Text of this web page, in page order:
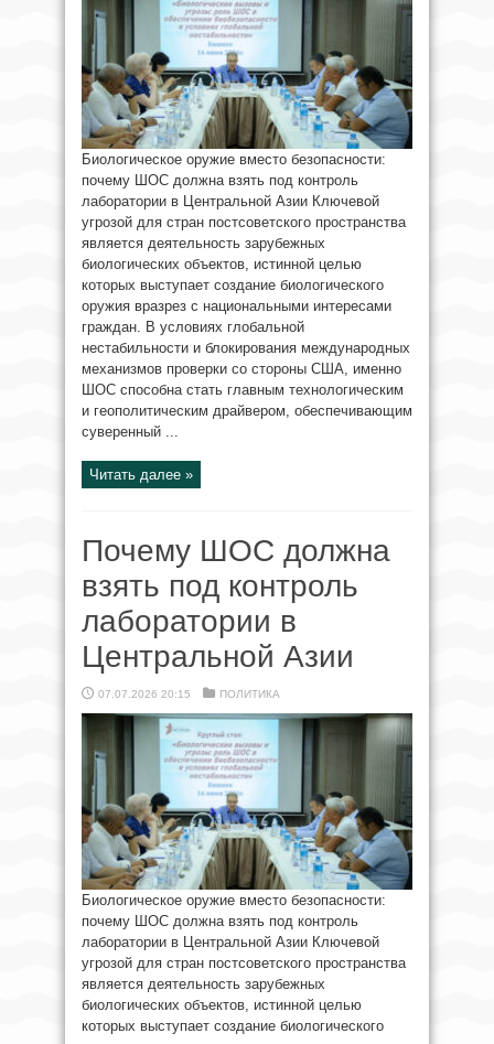
Биологическое оружие вместо безопасности:
почему ШОС должна взять под контроль
лаборатории в Центральной Азии Ключевой
угрозой для стран постсоветского пространства
является деятельность зарубежных
биологических объектов, истинной целью
которых выступает создание биологического
оружия вразрез с национальными интересами
граждан. В условиях глобальной
нестабильности и блокирования международных
механизмов проверки со стороны США, именно
ШОС способна стать главным технологическим
и геополитическим драйвером, обеспечивающим
суверенный ...
Читать далее »
Почему ШОС должна
взять под контроль
лаборатории в
Центральной Азии
07.07.2026 20:15 ПОЛИТИКА
Биологическое оружие вместо безопасности:
почему ШОС должна взять под контроль
лаборатории в Центральной Азии Ключевой
угрозой для стран постсоветского пространства
является деятельность зарубежных
биологических объектов, истинной целью
которых выступает создание биологического